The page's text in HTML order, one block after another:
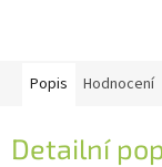
Popis Hodnocení
Detailní